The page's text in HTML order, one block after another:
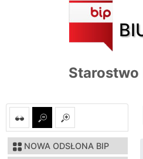
Starostwo
NOWA ODSŁONA BIP